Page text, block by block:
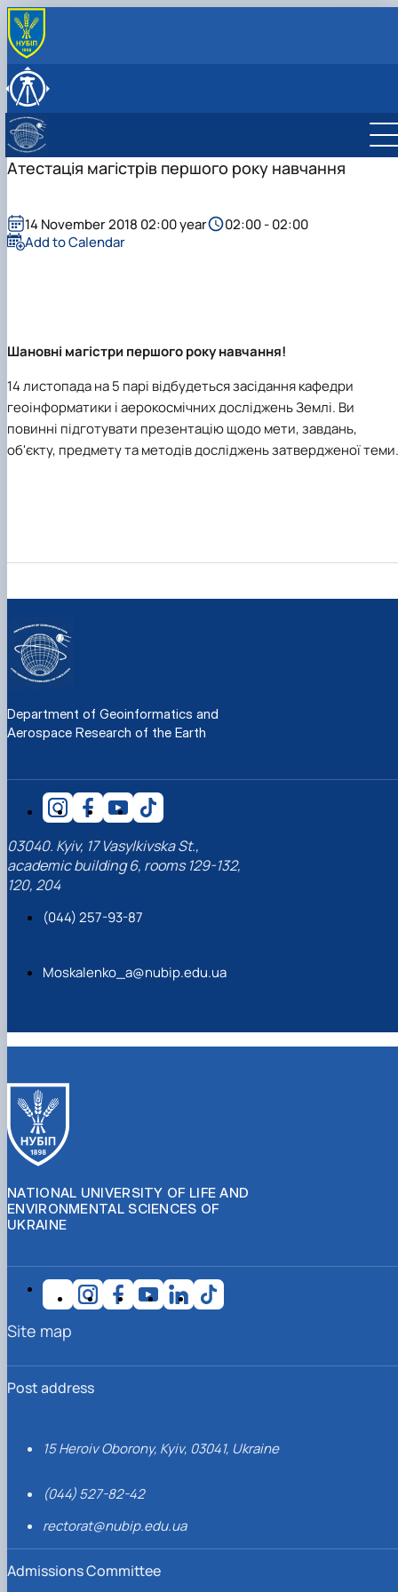
ABOUT
Structure (Laboratories & facilities, Research
centers/groups)
Equipment & capabilities
Projects & Grants
EDUCATION
Courses
INTERNATIONAL ACTIVITY
Partner Institutions
International projects
NEWS & EVENTS
Атестація магістрів першого року навчання
Шановні магістри першого року навчання!
14 листопада на 5 парі відбудеться засідання кафедри
геоінформатики і аерокосмічних досліджень Землі. Ви
повинні підготувати презентацію щодо мети, завдань,
об'єкту, предмету та методів досліджень затвердженої теми.
14 November 2018 02:00 year
02:00 - 02:00
Add to Calendar
Department of Geoinformatics and
Aerospace Research of the Earth
03040. Kyiv, 17 Vasylkivska St.,
academic building 6, rooms 129-132,
120, 204
(044) 257-93-87
Moskalenko_a@nubip.edu.ua
NATIONAL UNIVERSITY OF LIFE AND
ENVIRONMENTAL SCIENCES OF
UKRAINE
Post address
15 Heroiv Oborony, Kyiv, 03041, Ukraine
(044) 527-82-42
rectorat@nubip.edu.ua
Admissions Committee
Site map